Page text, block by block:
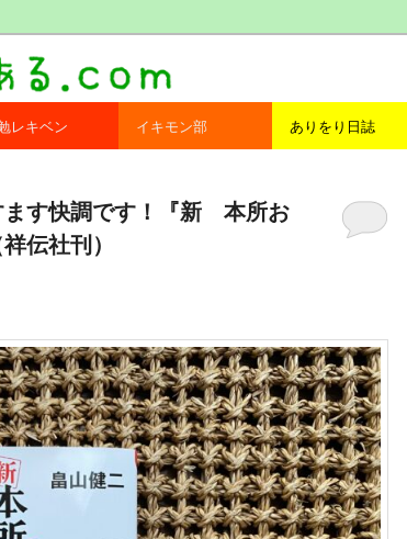
レキベン イキモン部 ありをり日誌
ます快調です！『新 本所お
伝社刊）